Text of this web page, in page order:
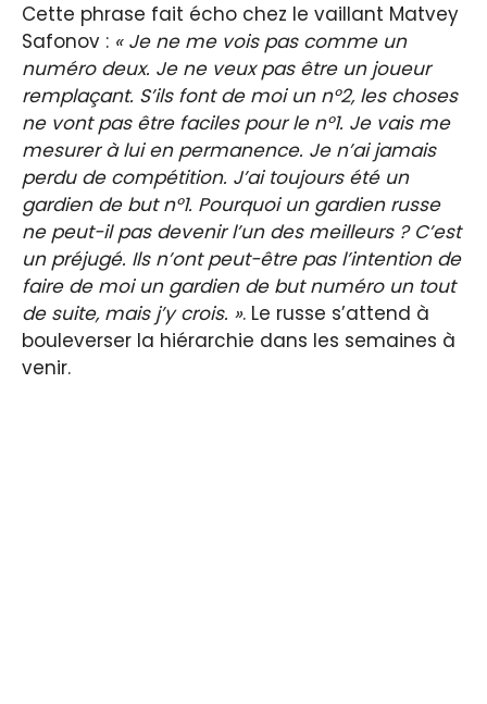
Cette phrase fait écho chez le vaillant Matvey
Safonov : « Je ne me vois pas comme un
numéro deux. Je ne veux pas être un joueur
remplaçant. S’ils font de moi un n°2, les choses
ne vont pas être faciles pour le n°1. Je vais me
mesurer à lui en permanence. Je n’ai jamais
perdu de compétition. J’ai toujours été un
gardien de but n°1. Pourquoi un gardien russe
ne peut-il pas devenir l’un des meilleurs ? C’est
un préjugé. Ils n’ont peut-être pas l’intention de
faire de moi un gardien de but numéro un tout
de suite, mais j’y crois. ». Le russe s’attend à
bouleverser la hiérarchie dans les semaines à
venir.